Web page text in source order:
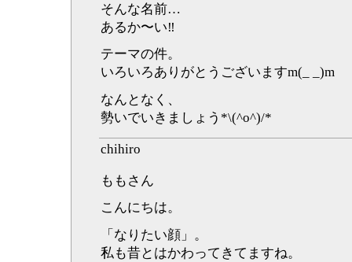
そんな名前…
あるか〜い‼︎
テーマの件。
いろいろありがとうございますm(_ _)m
なんとなく、
勢いでいきましょう*\(^o^)/*
chihiro
ももさん
こんにちは。
「なりたい顔」。
私も昔とはかわってきてますね。